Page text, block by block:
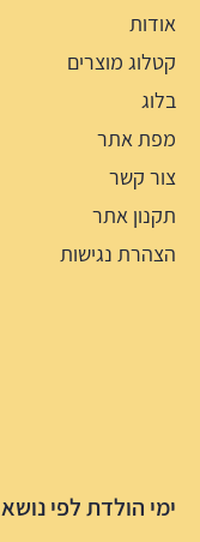
אודות
קטלוג מוצרים
בלוג
מפת אתר
צור קשר
תקנון אתר
הצהרת נגישות
ימי הולדת לפי נושא